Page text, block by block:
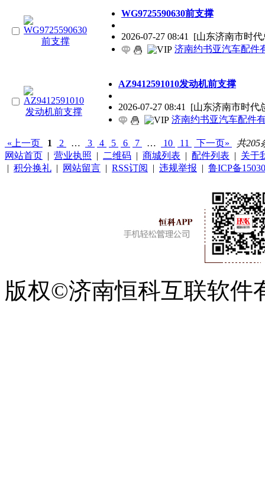
WG9725590630前支撑
2026-07-27 08:41[山东济南市时代总
济南约书亚汽车配件有
AZ9412591010发动机前支撑
2026-07-27 08:41[山东济南市时代总
济南约书亚汽车配件有
«上一页 1 2 … 3 4 5 6 7 … 10 11 下一页»
共205
网站首页 | 营业执照 | 二维码 | 商城列表 | 配件列表 | 关于
| 积分换礼 | 网站留言 | RSS订阅 | 违规举报 | 鲁ICP备
版权©济南恒科互联软件